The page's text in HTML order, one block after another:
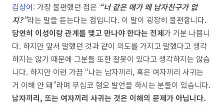
김상어: 가장 불편했던 점은 “너 같은 애가 왜 남자친구가 없
지?”라는 말을 듣는다는 점입니다. 이 말이 굉장히 불편합니다.
당연히 이성이랑 관계를 맺고 만나야 한다는 전제가 기분 나쁩니
다. 하지만 앞서 말했던 것과 같이 의도를 가지고 말했다고 생각
하지는 않기 때문에 그분들 또한 잘못이 있다고 생각하지는 않습
니다. 하지만 이런 가끔 “나는 남자끼리, 혹은 여자끼리 사귀는
거 이해 안 돼”라며 무심코 혐오 발언을 하시는 분들이 있습니다.
남자끼리, 또는 여자끼리 사귀는 것은 이해의 문제가 아닙니다.